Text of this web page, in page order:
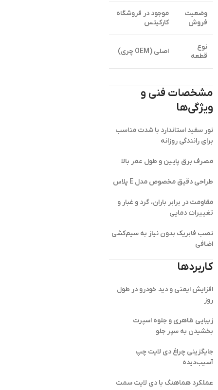
وضعیت
فروش
موجود در فروشگاه
کارکیتس
نوع
قطعه
اصلی (OEM چری)
مشخصات فنی و
ویژگی‌ها
نور سفید استاندارد با شدت مناسب
برای رانندگی روزانه
مصرف برق پایین و طول عمر بالا
طراحی دقیق مخصوص مدل E پلاس
مقاومت در برابر باران، گرد و غبار و
تغییرات دمایی
نصب فابریک بدون نیاز به سیم‌کشی
اضافی
کاربردها
افزایش ایمنی و دید خودرو در طول
روز
زیبایی ظاهری و جلوه اسپرت
بخشیدن به سپر جلو
جایگزینی چراغ دی لایت چپ
آسیب‌دیده
عملکرد هماهنگ با دی لایت سمت